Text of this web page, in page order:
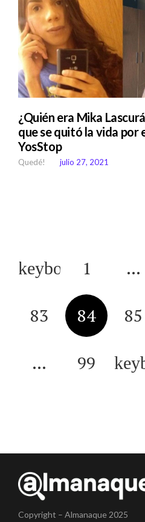
¿Quién era Mika
que se quitó la vida por
YosStop
Quedé! julio 27, 2021
1 …
83 84 85
… 99
Copyright – Almanaque 2025